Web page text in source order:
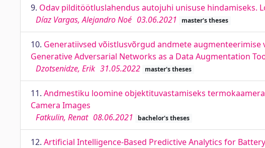
9. Odav pilditöötluslahendus autojuhi unisuse hindamiseks.
Díaz Vargas, Alejandro Noé 03.06.2021 master's theses
10. Generatiivsed võistlusvõrgud andmete
Generative Adversarial Networks as a Data Augmentation
Dzotsenidze, Erik 31.05.2022 master's theses
11. Andmestiku loomine objektituvastamiseks
Camera Images
Fatkulin, Renat 08.06.2021 bachelor's theses
12. Artificial Intelligence-Based Predictive Analytics for